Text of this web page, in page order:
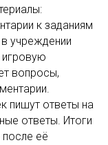
к заданиям
учреждении
игровую
вопросы,
пишут ответы на
ответы. Итоги
её